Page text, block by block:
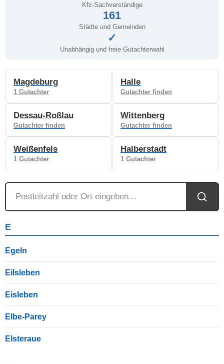
Kfz-Sachverständige
161
Städte und Gemeinden
✓
Unabhängig und freie Gutachterwahl
Magdeburg
1 Gutachter
Halle
Gutachter finden
Dessau-Roßlau
Gutachter finden
Wittenberg
Gutachter finden
Weißenfels
1 Gutachter
Halberstadt
1 Gutachter
E
Egeln
Eilsleben
Eisleben
Elbe-Parey
Elsteraue